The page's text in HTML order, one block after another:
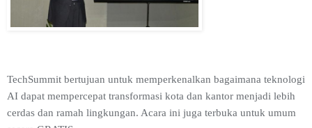
TechSummit bertujuan untuk memperkenalkan bagaimana teknologi
AI dapat mempercepat transformasi kota dan kantor menjadi lebih
cerdas dan ramah lingkungan. Acara ini juga terbuka untuk umum